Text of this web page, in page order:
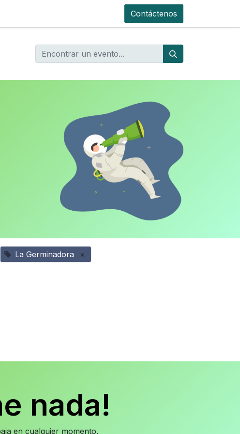
Contáctenos
La Germinadora ×
nada!
en cualquier momento.